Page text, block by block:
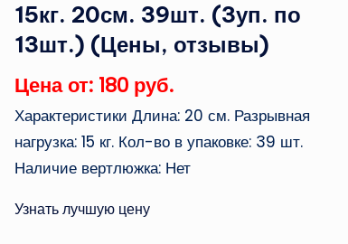
15кг. 20см. 39шт. (3уп. по
13шт.) (Цены, отзывы)
Цена от: 180 руб.
Характеристики Длина: 20 см. Разрывная
нагрузка: 15 кг. Кол-во в упаковке: 39 шт.
Наличие вертлюжка: Нет
Узнать лучшую цену